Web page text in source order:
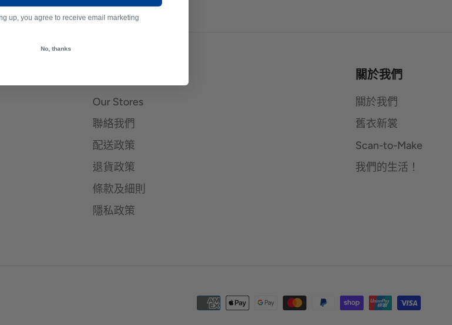
Our Stores
聯絡我們
配送政策
退貨政策
條款及細則
隱私政策
關於我們
關於我們
舊衣新裳
Scan-to-Make
我們的生活！
up, you agree to receive email marketing
No, thanks